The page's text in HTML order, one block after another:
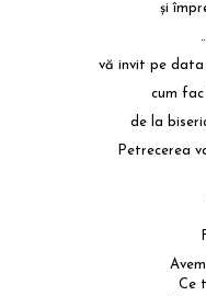
şi
vă invit pe data
cum
de la
Petrecerea
Ce